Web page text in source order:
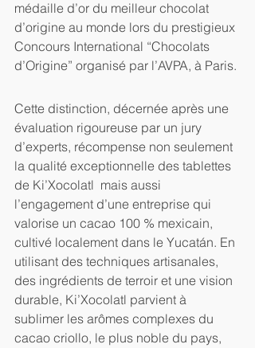
médaille d’or du meilleur chocolat
d’origine au monde lors du prestigieux
Concours International “Chocolats
d’Origine” organisé par l’AVPA, à Paris.
Cette distinction, décernée après une
évaluation rigoureuse par un jury
d’experts, récompense non seulement
la qualité exceptionnelle des tablettes
de Ki’Xocolatl  mais aussi
l’engagement d’une entreprise qui
valorise un cacao 100 % mexicain,
cultivé localement dans le Yucatán. En
utilisant des techniques artisanales,
des ingrédients de terroir et une vision
durable, Ki’Xocolatl parvient à
sublimer les arômes complexes du
cacao criollo, le plus noble du pays,